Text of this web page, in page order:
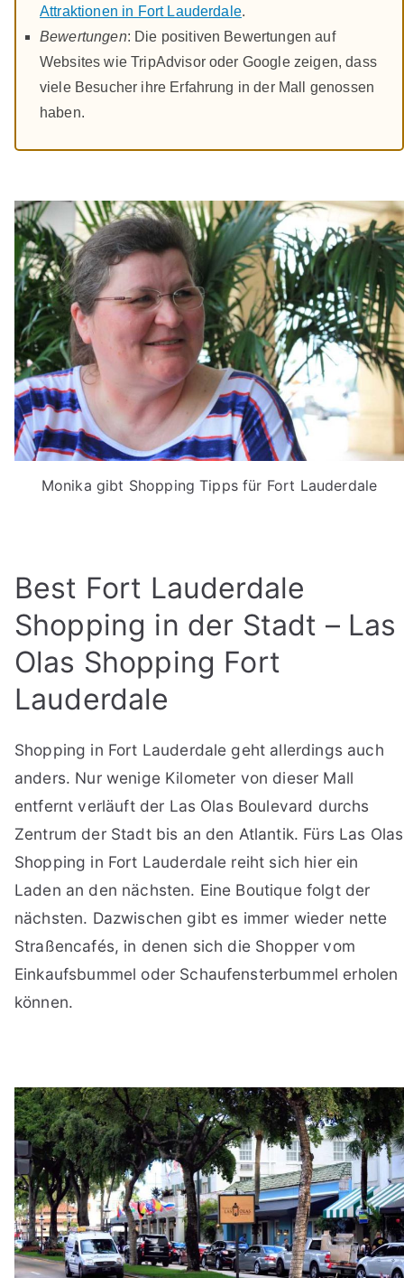
Attraktionen in Fort Lauderdale.
Bewertungen: Die positiven Bewertungen auf
Websites wie TripAdvisor oder Google zeigen, dass
viele Besucher ihre Erfahrung in der Mall genossen
haben.
Monika gibt Shopping Tipps für Fort Lauderdale
Best Fort Lauderdale
Shopping in der Stadt – Las
Olas Shopping Fort
Lauderdale
Shopping in Fort Lauderdale geht allerdings auch
anders. Nur wenige Kilometer von dieser Mall
entfernt verläuft der Las Olas Boulevard durchs
Zentrum der Stadt bis an den Atlantik. Fürs Las Olas
Shopping in Fort Lauderdale reiht sich hier ein
Laden an den nächsten. Eine Boutique folgt der
nächsten. Dazwischen gibt es immer wieder nette
Straßencafés, in denen sich die Shopper vom
Einkaufsbummel oder Schaufensterbummel erholen
können.